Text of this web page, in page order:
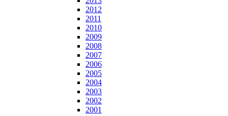
2012
2011
2010
2009
2008
2007
2006
2005
2004
2003
2002
2001